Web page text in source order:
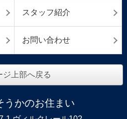
スタッフ紹介
お問い合わせ
ジ上部へ戻る
うかのお住まい